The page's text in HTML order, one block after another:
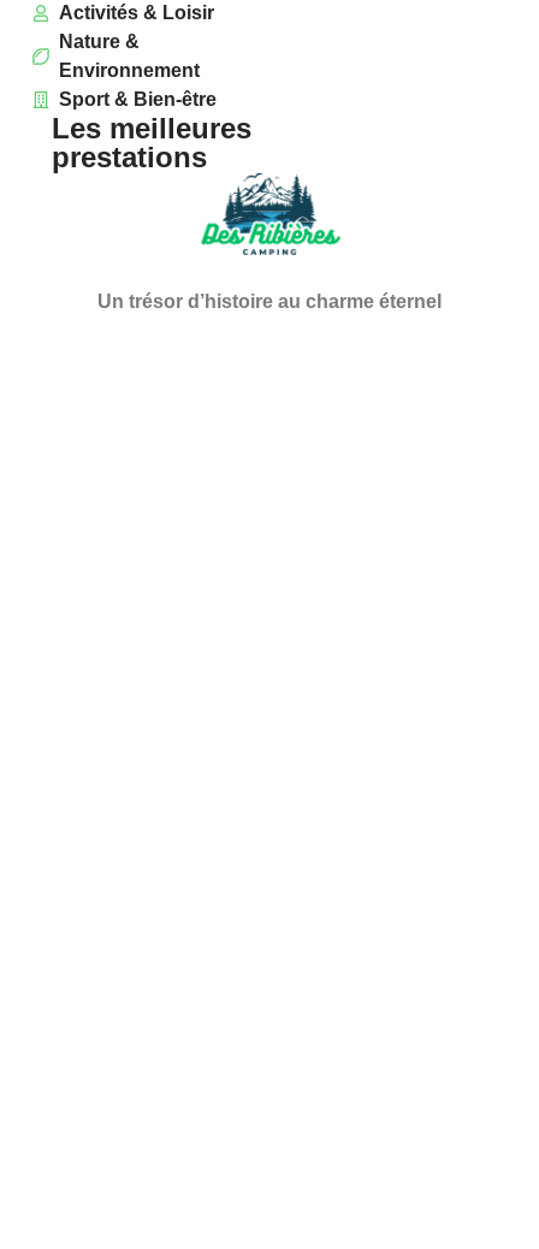
Un trésor d’histoire au charme éternel
Activités & Loisir
Nature &
Environnement
Sport & Bien-être
Les meilleures
prestations